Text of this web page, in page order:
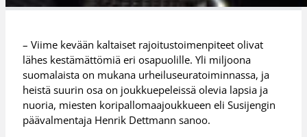
– Viime kevään kaltaiset rajoitustoimenpiteet olivat
lähes kestämättömiä eri osapuolille. Yli miljoona
suomalaista on mukana urheiluseuratoiminnassa, ja
heistä suurin osa on joukkuepeleissä olevia lapsia ja
nuoria, miesten koripallomaajoukkueen eli Susijengin
päävalmentaja Henrik Dettmann sanoo.